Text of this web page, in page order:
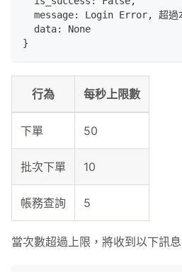
  message
: Login Error, 超過
  data
:
None
}
行為 每秒上限數
下單 50
批次下單 10
帳務查詢 5
當次數超過上限，將收到以下訊